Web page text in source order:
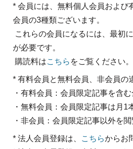
* 会員には、無料個人会員および
会員の3種類ございます。
これらの会員になるには、最初
が必要です。
購読料はこちら をご覧ください。
* 有料会員と無料会員、非会員の
・有料会員：会員限定記事を含
・無料会員：会員限定記事は月1
・非会員：会員限定記事以外を
* 法人会員登録は、 こちらからお